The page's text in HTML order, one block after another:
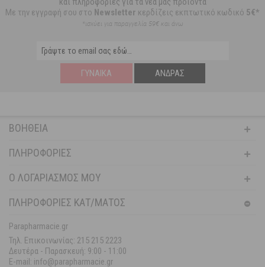
Με την εγγραφή σου στο Newsletter κερδίζεις εκπτωτικό κωδικό 5€*
*ισχύει για παραγγελία 59€ και άνω
ΓΥΝΑΊΚΑ ΆΝΔΡΑΣ
ΒΟΉΘΕΙΑ
ΠΛΗΡΟΦΟΡΊΕΣ
Ο ΛΟΓΑΡΙΑΣΜΌΣ ΜΟΥ
ΠΛΗΡΟΦΟΡΙΕΣ ΚΑΤ/ΜΑΤΟΣ
Parapharmacie.gr
Τηλ. Επικοινωνίας: 215 215 2223
Δευτέρα - Παρασκευή: 9:00 - 11:00
E-mail: info@parapharmacie.gr